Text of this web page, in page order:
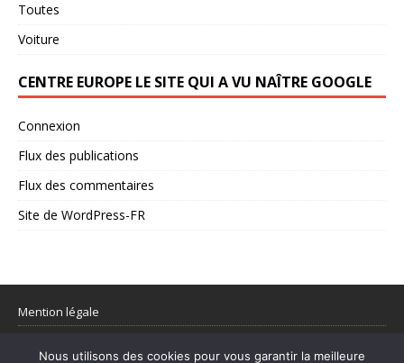
Toutes
Voiture
CENTRE EUROPE LE SITE QUI A VU NAÎTRE GOOGLE
Connexion
Flux des publications
Flux des commentaires
Site de WordPress-FR
Mention légale
Nous utilisons des cookies pour vous garantir la meilleure